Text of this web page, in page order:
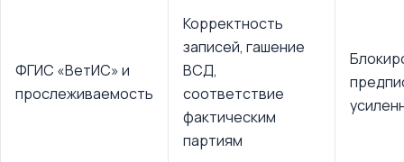
ФГИС «ВетИС» и
прослеживаемость
Корректность
записей, гашение
ВСД,
соответствие
фактическим
партиям